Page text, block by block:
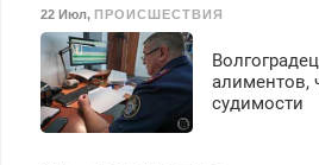
22 Июл, ПРОИСШЕСТВИЯ
алиментов,
судимости